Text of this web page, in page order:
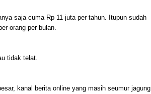
saja cuma Rp 11 juta per tahun. Itupun sudah
orang per bulan.
tidak telat.
kanal berita online yang masih seumur jagung